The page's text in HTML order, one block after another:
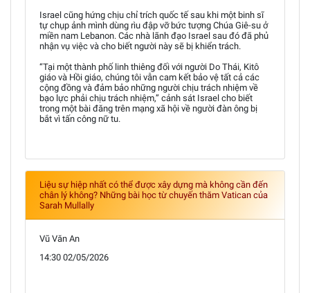
Israel cũng hứng chịu chỉ trích quốc tế sau khi một binh sĩ
tự chụp ảnh mình dùng rìu đập vỡ bức tượng Chúa Giê-su ở
miền nam Lebanon. Các nhà lãnh đạo Israel sau đó đã phủ
nhận vụ việc và cho biết người này sẽ bị khiển trách.
“Tại một thành phố linh thiêng đối với người Do Thái, Kitô
giáo và Hồi giáo, chúng tôi vẫn cam kết bảo vệ tất cả các
cộng đồng và đảm bảo những người chịu trách nhiệm về
bạo lực phải chịu trách nhiệm,” cảnh sát Israel cho biết
trong một bài đăng trên mạng xã hội về người đàn ông bị
bắt vì tấn công nữ tu.
Liệu sự hiệp nhất có thể được xây dựng mà không cần đến
chân lý không? Những bài học từ chuyến thăm Vatican của
Sarah Mullally
Vũ Văn An
14:30 02/05/2026